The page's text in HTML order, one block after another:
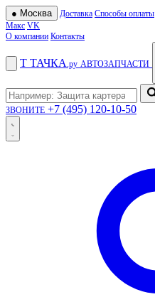
● Москва Доставка Способы оплаты
Макс VK
О компании Контакты
Т ТАЧКА .ру АВТОЗАПЧАСТИ
ЗВОНИТЕ +7 (495) 120-10-50